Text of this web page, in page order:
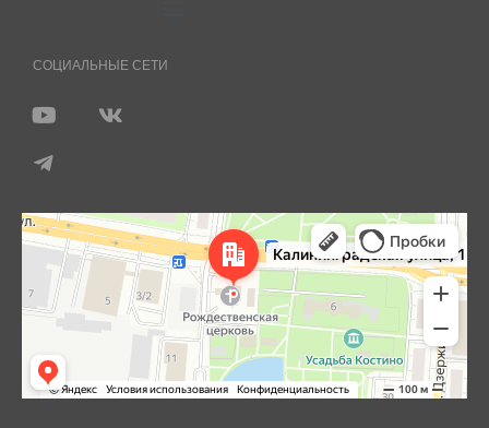
СОЦИАЛЬНЫЕ СЕТИ
Королёв
Яндекс Карты — транспорт, навигация, поиск мест